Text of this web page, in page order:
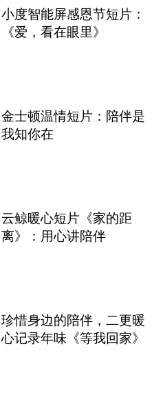
小度智能屏感恩节短片：
《爱，看在眼里》
金士顿温情短片：陪伴是
我知你在
云鲸暖心短片《家的距
离》：用心讲陪伴
珍惜身边的陪伴，二更暖
心记录年味《等我回家》